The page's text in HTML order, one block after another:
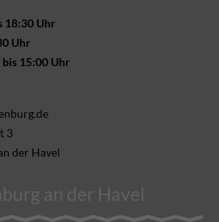
18:30 Uhr
Uhr
bis 15:00 Uhr
3
der Havel
an der Havel